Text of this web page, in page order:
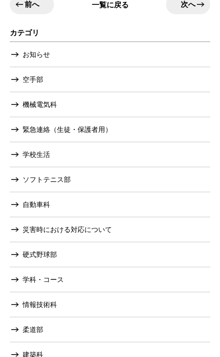
前へ 一覧に戻る 次へ
カテゴリ
お知らせ
空手部
機械電気科
緊急連絡（生徒・保護者用）
学校生活
ソフトテニス部
自動車科
災害時における対応について
硬式野球部
学科・コース
情報技術科
柔道部
建築科